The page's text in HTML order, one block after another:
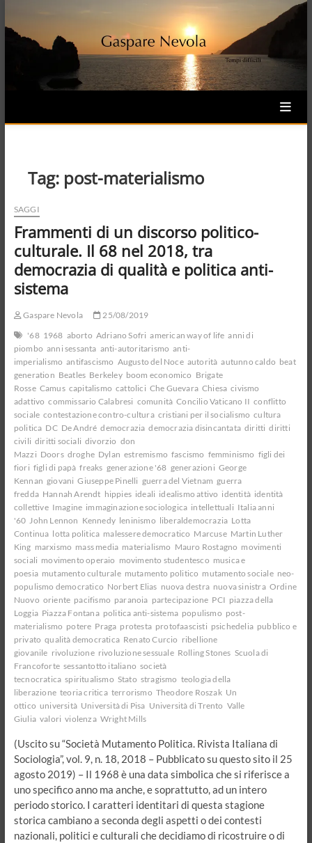
content
Tag: post-materialismo
SAGGI
Frammenti di un discorso politico-
culturale. Il 68 nel 2018, tra
democrazia di qualità e politica anti-
sistema
Gaspare Nevola
25/08/2019
'68 1968 aborto Adriano Sofri american way of life anni di
piombo anni sessanta anti-autoritarismo anti-
imperialismo antifascismo Augusto del Noce autorità autunno caldo beat
generation Beatles Berkeley boom economico Brigate
Rosse Camus capitalismo cattolici Che Guevara Chiesa civismo
adattivo commissario Calabresi comunità Concilio Vaticano II conflitto
sociale contestazione contro-cultura cristiani per il socialismo cultura
politica DC De André democrazia democrazia disincantata diritti diritti
civili diritti sociali divorzio don
Mazzi Doors droghe Dylan estremismo fascismo femminismo figli dei
fiori figli di papà freaks generazione '68 generazioni George
Kennan giovani Giuseppe Pinelli guerra del Vietnam guerra
fredda Hannah Arendt hippies ideali idealismo attivo identità identità
collettive Imagine immaginazione sociologica intellettuali Italia anni
'60 John Lennon Kennedy leninismo liberaldemocrazia Lotta
Continua lotta politica malessere democratico Marcuse Martin Luther
King marxismo mass media materialismo Mauro Rostagno movimenti
sociali movimento operaio movimento studentesco musica e
poesia mutamento culturale mutamento politico mutamento sociale neo-
populismo democratico Norbert Elias nuova destra nuova sinistra Ordine
Nuovo oriente pacifismo paranoia partecipazione PCI piazza della
Loggia Piazza Fontana politica anti-sistema populismo post-
materialismo potere Praga protesta protofaascisti psichedelia pubblico e
privato qualità democratica Renato Curcio ribellione
giovanile rivoluzione rivoluzione sessuale Rolling Stones Scuola di
Francoforte sessantotto italiano società
tecnocratica spiritualismo Stato stragismo teologia della
liberazione teoria critica terrorismo Theodore Roszak Un
ottico università Università di Pisa Università di Trento Valle
Giulia valori violenza Wright Mills
(Uscito su “Società Mutamento Politica. Rivista Italiana di
Sociologia”, vol. 9, n. 18, 2018 – Pubblicato su questo sito il 25
agosto 2019) – Il 1968 è una data simbolica che si riferisce a
uno specifico anno ma anche, e soprattutto, ad un intero
periodo storico. I caratteri identitari di questa stagione
storica cambiano a seconda degli aspetti o dei contesti
nazionali, politici e culturali che decidiamo di ricostruire o di